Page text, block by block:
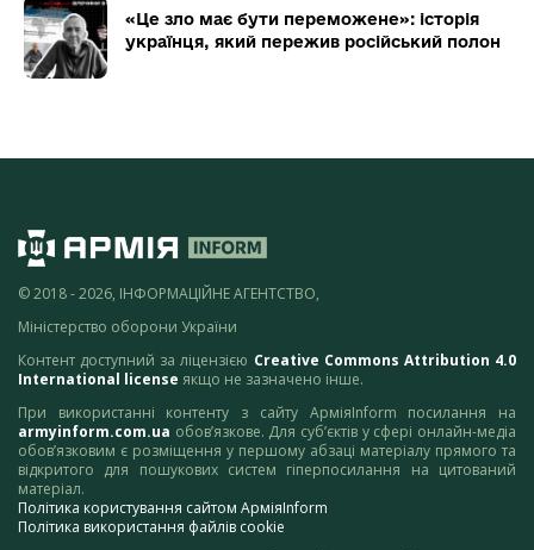
«Це зло має бути переможене»: історія
українця, який пережив російський полон
© 2018 - 2026, ІНФОРМАЦІЙНЕ АГЕНТСТВО,
Міністерство оборони України
Контент доступний за ліцензією Creative Commons Attribution 4.0
International license якщо не зазначено інше.
При використанні контенту з сайту АрміяInform посилання на
armyinform.com.ua обов’язкове. Для суб’єктів у сфері онлайн-медіа
обов’язковим є розміщення у першому абзаці матеріалу прямого та
відкритого для пошукових систем гіперпосилання на цитований
матеріал.
Політика користування сайтом АрміяInform
Політика використання файлів cookie